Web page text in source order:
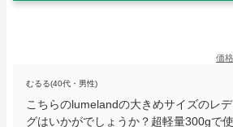
価
むるる(40代・男性)
こちらのlumelandの大きめサイズのレ
グはいかがでしょうか？超軽量300gで